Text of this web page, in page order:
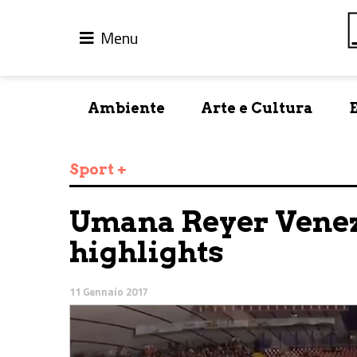
Menu
Ambiente Arte e Cultura
Sport +
Umana Reyer
highlights
11 Gennaio 2017